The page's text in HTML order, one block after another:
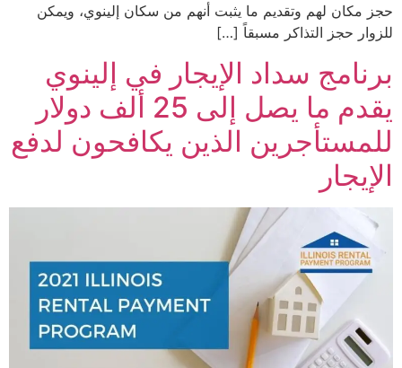
حجز مكان لهم وتقديم ما يثبت أنهم من سكان إلينوي، ويمكن
للزوار حجز التذاكر مسبقاً […]
برنامج سداد الإيجار في إلينوي
يقدم ما يصل إلى 25 ألف دولار
للمستأجرين الذين يكافحون لدفع
الإيجار